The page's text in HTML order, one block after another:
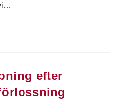
efter